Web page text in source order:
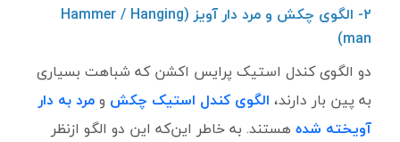
۲- الگوی چکش و مرد دار آویز (
Hammer / Hanging
man
)
دو الگوی کندل استیک پرایس اکشن که شباهت بسیاری
به پین بار دارند، الگوی کندل استیک چکش ومرد به دار
آویخته شدههستند. به خاطر این‌که این دو الگو ازنظر